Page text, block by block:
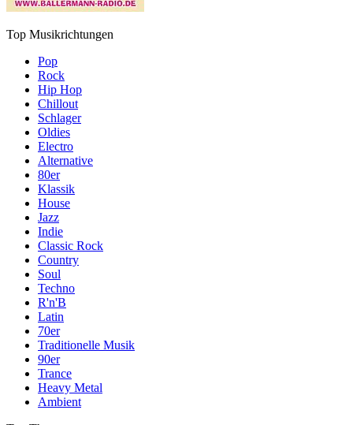
Top Musikrichtungen
Pop
Rock
Hip Hop
Chillout
Schlager
Oldies
Electro
Alternative
80er
Klassik
House
Jazz
Indie
Classic Rock
Country
Soul
Techno
R'n'B
Latin
70er
Traditionelle Musik
90er
Trance
Heavy Metal
Ambient